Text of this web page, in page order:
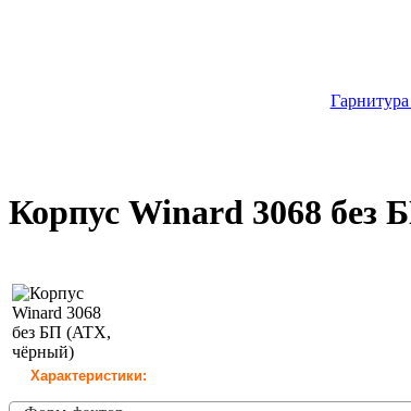
Корпус Winard 3068 без
Характеристики: